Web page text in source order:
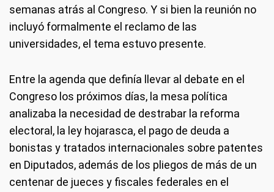
semanas atrás al Congreso. Y si bien la reunión no
incluyó formalmente el reclamo de las
universidades, el tema estuvo presente.
Entre la agenda que definía llevar al debate en el
Congreso los próximos días, la mesa política
analizaba la necesidad de destrabar la reforma
electoral, la ley hojarasca, el pago de deuda a
bonistas y tratados internacionales sobre patentes
en Diputados, además de los pliegos de más de un
centenar de jueces y fiscales federales en el